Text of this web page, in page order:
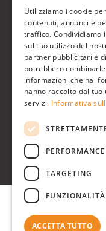
P.zzale
E-mail
P.
Copyright ©
Utilizziamo i cookie
contenuti, annunci e
traffico. Condividiamo
sul tuo utilizzo del
partner pubblicitari e
potrebbero
informazioni che hai
hanno raccolto dal
servizi. Informativa
PERFORMANCE
TARGETING
FUNZIONALITÀ
ACCETTA TUTTO